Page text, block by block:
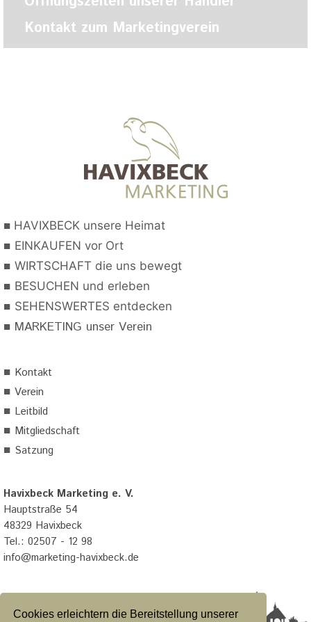
Cookies erleichtern die Bereitstellung unserer
Kontakt zum Marketingverein
■ HAVIXBECK unsere Heimat
■ EINKAUFEN vor Ort
■ WIRTSCHAFT die uns bewegt
■ BESUCHEN und erleben
■ SEHENSWERTES entdecken
■ MARKETING unser Verein
■ Kontakt
■ Verein
■ Leitbild
■ Mitgliedschaft
■ Satzung
Havixbeck Marketing e. V.
Hauptstraße 54
48329 Havixbeck
Tel.: 02507 - 12 98
info@marketing-havixbeck.de